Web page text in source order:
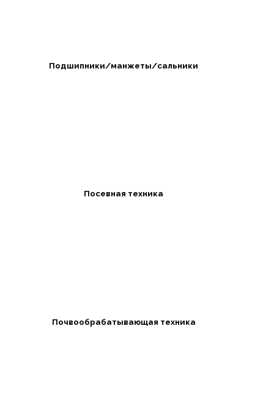
Подшипники/манжеты/сальники
Посевная техника
Почвообрабатывающая техника